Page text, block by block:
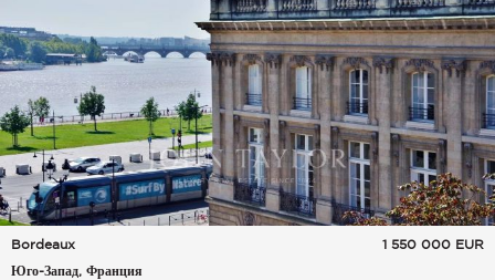
Bordeaux
Юго-Запад, Франция
1 550 000 EUR